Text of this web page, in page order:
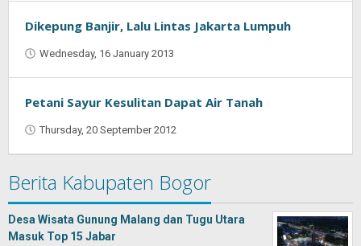
Dikepung Banjir, Lalu Lintas Jakarta Lumpuh
Wednesday, 16 January 2013
Petani Sayur Kesulitan Dapat Air Tanah
Thursday, 20 September 2012
Berita Kabupaten Bogor
Desa Wisata Gunung Malang dan Tugu Utara
Masuk Top 15 Jabar